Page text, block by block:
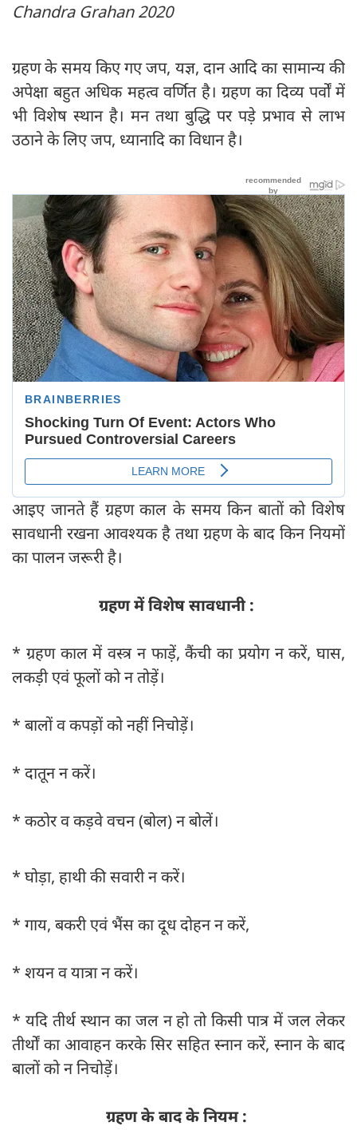
Chandra Grahan 2020
ग्रहण के समय किए गए जप, यज्ञ, दान आदि का सामान्य की
अपेक्षा बहुत अधिक महत्व वर्णित है। ग्रहण का दिव्य पर्वों में
भी विशेष स्थान है। मन तथा बुद्धि पर पड़े प्रभाव से लाभ
उठाने के लिए जप, ध्यानादि का विधान है।
आइए जानते हैं ग्रहण काल के समय किन बातों को विशेष
सावधानी रखना आवश्‍यक है तथा ग्रहण के बाद किन नियमों
का पालन जरूरी है।
ग्रहण में विशेष सावधानी :
* ग्रहण काल में वस्त्र न फाड़ें, कैंची का प्रयोग न करें, घास,
लकड़ी एवं फूलों को न तोड़ें।
* बालों व कपड़ों को नहीं निचोड़ें।
* दातून न करें।
* कठोर व कड़वे वचन (बोल) न बोलें।
* घोड़ा, हाथी की सवारी न करें।
* गाय, बकरी एवं भैंस का दूध दोहन न करें,
* शयन व यात्रा न करें।
* यदि तीर्थ स्थान का जल न हो तो किसी पात्र में जल लेकर
तीर्थों का आवाहन करके सिर सहित स्नान करें, स्नान के बाद
बालों को न निचोड़ें।
ग्रहण के बाद के नियम :